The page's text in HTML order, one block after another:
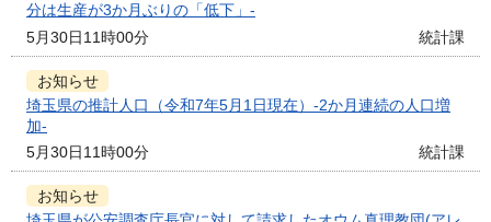
分は生産が3か月ぶりの「低下」-
5月30日11時00分
統計課
お知らせ
埼玉県の推計人口（令和7年5月1日現在）-2か月連続の人口増
加-
5月30日11時00分
統計課
お知らせ